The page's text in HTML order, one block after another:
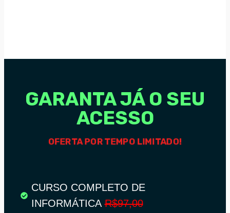
GARANTA JÁ O SEU
ACESSO
OFERTA POR TEMPO LIMITADO!
CURSO COMPLETO DE
INFORMÁTICAR$97,00